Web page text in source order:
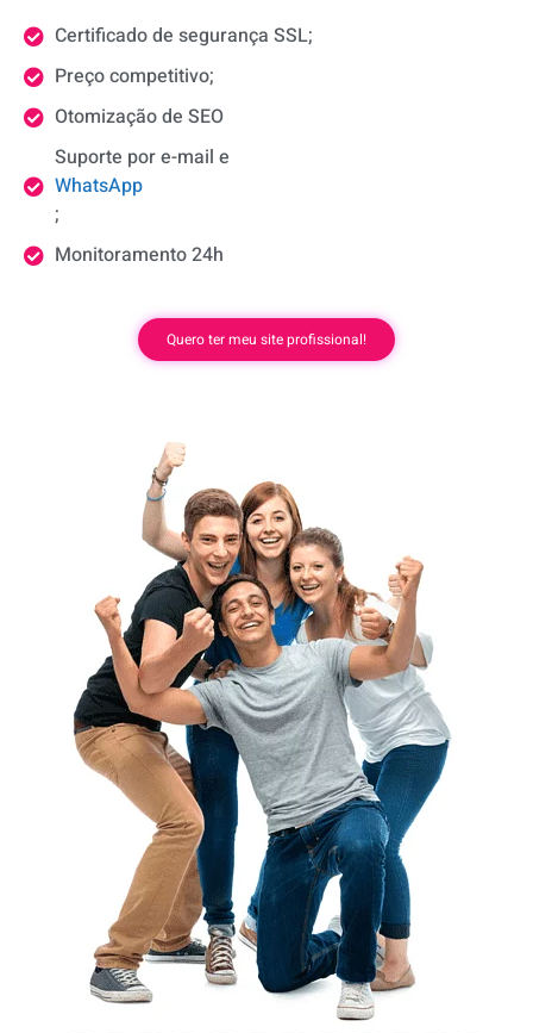
Certificado de segurança SSL;
Preço competitivo;
Otomização de SEO
Suporte por e-mail e
WhatsApp
;
Monitoramento 24h
Quero ter meu site profissional!